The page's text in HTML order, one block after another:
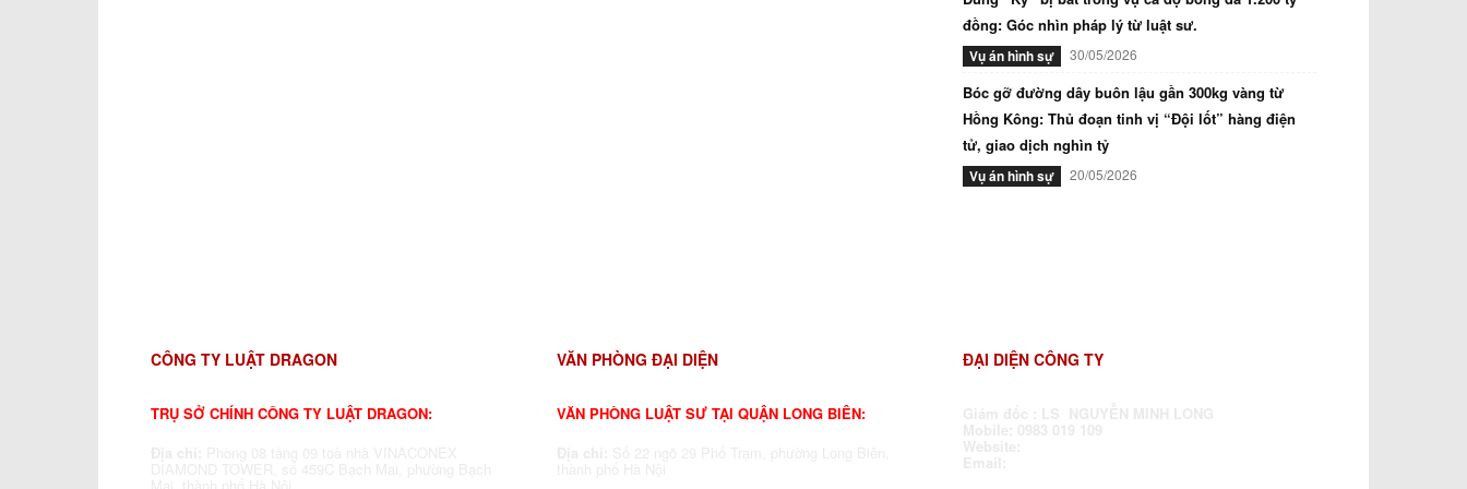
đồng: Góc nhìn pháp lý từ luật sư.
Vụ án hình sự 30/05/2026
Bóc gỡ đường dây buôn lậu gần 300kg vàng từ
Hồng Kông: Thủ đoạn tinh vị “Đội lốt” hàng điện
tử, giao dịch nghìn tỷ
Vụ án hình sự 20/05/2026
CÔNG TY LUẬT DRAGON
TRỤ SỞ CHÍNH CÔNG TY LUẬT DRAGON:
VĂN PHÒNG ĐẠI DIỆN
VĂN PHÒNG LUẬT SƯ TẠI QUẬN LONG BIÊN:
ĐẠI DIỆN CÔNG TY